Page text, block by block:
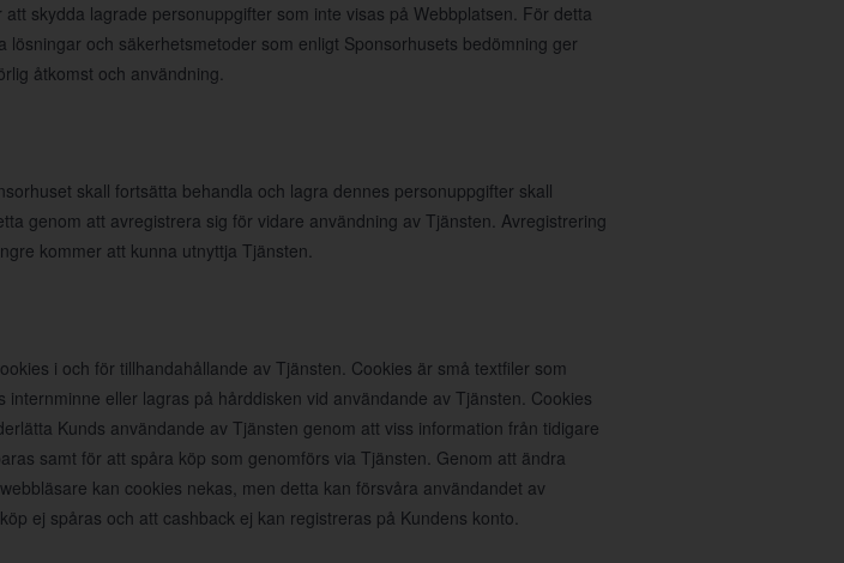
skydda lagrade personuppgifter som inte visas på Webbplatsen. För detta
lösningar och säkerhetsmetoder som enligt Sponsorhusets bedömning ger
åtkomst och användning.
skall fortsätta behandla och lagra dennes personuppgifter skall
genom att avregistrera sig för vidare användning av Tjänsten. Avregistrering
kommer att kunna utnyttja Tjänsten.
i och för tillhandahållande av Tjänsten. Cookies är små textfiler som
internminne eller lagras på hårddisken vid användande av Tjänsten. Cookies
Kunds användande av Tjänsten genom att viss information från tidigare
samt för att spåra köp som genomförs via Tjänsten. Genom att ändra
kan cookies nekas, men detta kan försvåra användandet av
ej spåras och att cashback ej kan registreras på Kundens konto.